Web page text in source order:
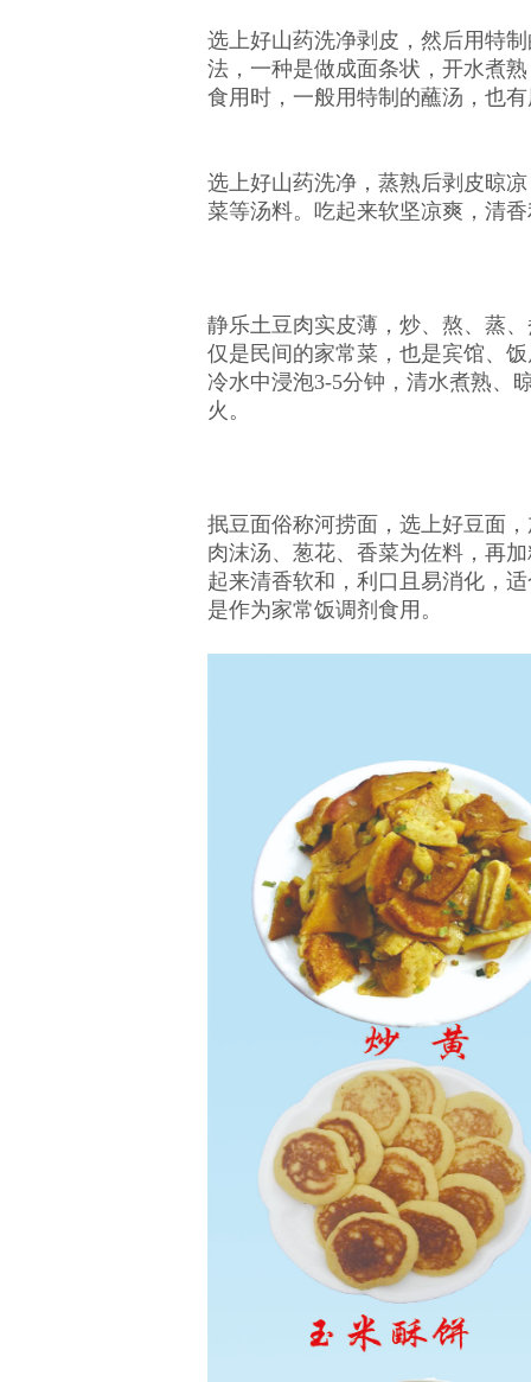
选上好山药洗净剥皮，然后用特
法，一种是做成面条状，开水煮
食用时，一般用特制的蘸汤，也
选上好山药洗净，蒸熟后剥皮晾
菜等汤料。吃起来软坚凉爽，清
静乐土豆肉实皮薄，炒、熬、蒸
仅是民间的家常菜，也是宾馆、
冷水中浸泡3-5分钟，清水煮熟、
火。
抿豆面俗称河捞面，选上好豆面
肉沫汤、葱花、香菜为佐料，再
起来清香软和，利口且易消化，
是作为家常饭调剂食用。